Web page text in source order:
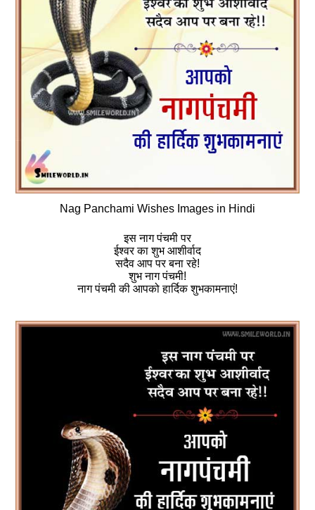
Nag Panchami Wishes Images in Hindi
इस नाग पंचमी पर
ईश्वर का शुभ आशीर्वाद
सदैव आप पर बना रहे!
शुभ नाग पंचमी!
नाग पंचमी की आपको हार्दिक शुभकामनाएं!